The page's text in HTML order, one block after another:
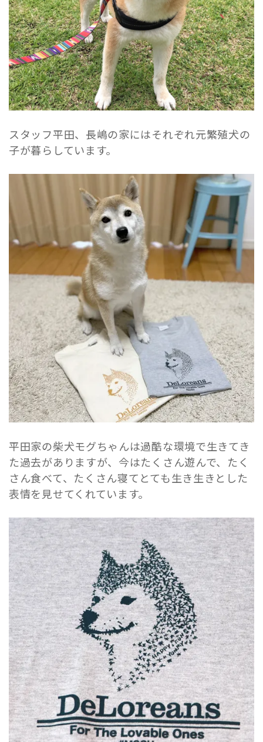
スタッフ平田、長嶋の家にはそれぞれ元繁殖犬の
子が暮らしています。
平田家の柴犬モグちゃんは過酷な環境で生きてき
た過去がありますが、今はたくさん遊んで、たく
さん食べて、たくさん寝てとても生き生きとした
表情を見せてくれています。